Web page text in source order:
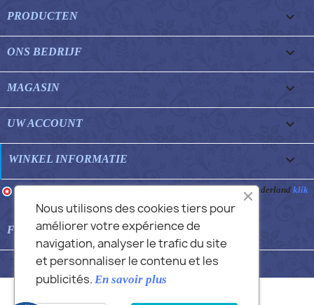
PRODUCTEN 
ONS BEDRIJF 
MAGASIN 
UW ACCOUNT 
WINKEL INFORMATIE keyboard_arrow_down
Merchant goedgekeurd door Gegarandeerde Beoordelingen Nederland klik
hier om het attest te tonen
FEATURED FAQS 
© 2026 - Commans Alex
Nous utilisons des cookies tiers pour
améliorer votre expérience de
navigation, analyser le trafic du site
et personnaliser le contenu et les
publicités. En savoir plus